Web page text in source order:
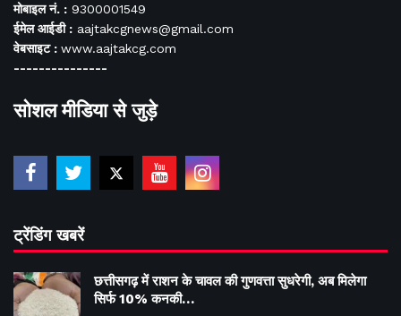
मोबाइल नं. : 9300001549
ईमेल आईडी : aajtakcgnews@gmail.com
वेबसाइट : www.aajtakcg.com
---------------
सोशल मीडिया से जुड़े
ट्रेंडिंग खबरें
छत्तीसगढ़ में राशन के चावल की गुणवत्ता सुधरेगी, अब मिलेगा
सिर्फ 10% कनकी…